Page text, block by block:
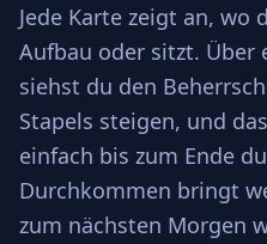
Jede Karte zeigt an, wo
Aufbau oder sitzt. Über
siehst du den
Stapels steigen, und
einfach bis zum Ende
Durchkommen bringt
zum nächsten Morgen